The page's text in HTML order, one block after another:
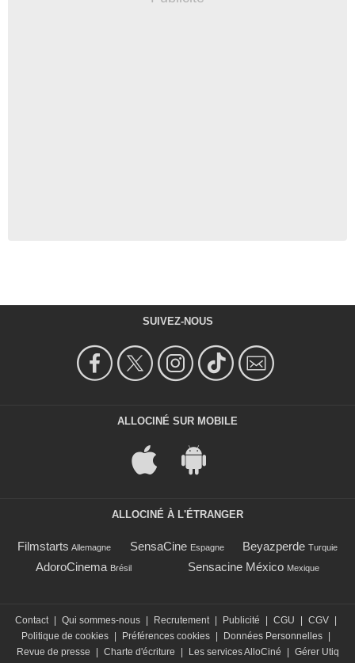
SUIVEZ-NOUS
ALLOCINÉ SUR MOBILE
ALLOCINÉ À L'ÉTRANGER
Filmstarts Allemagne SensaCine Espagne Beyazperde Turquie
AdoroCinema Brésil Sensacine México Mexique
Contact | Qui sommes-nous | Recrutement | Publicité | CGU | CGV |
Politique de cookies | Préférences cookies | Données Personnelles |
Revue de presse
| Charte d'écriture | Les services AlloCiné | Gérer Utiq